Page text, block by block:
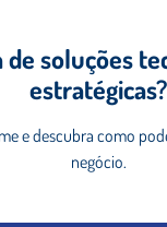
de soluções
estratégicas?
e descubra como
negócio.